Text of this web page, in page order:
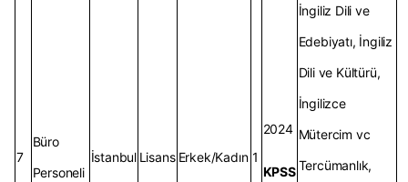
7
Büro
Personeli
İstanbul Lisans Erkek/Kadın 1
2024
KPSS
İngiliz Dili ve
Edebiyatı, İngiliz
Dili ve Kültürü,
İngilizce
Mütercim vc
Tercümanlık,